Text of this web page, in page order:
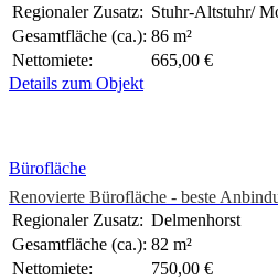
Regionaler Zusatz: Stuhr-Altstuhr/
Gesamtfläche (ca.): 86 m²
Nettomiete:
665,00 €
Details zum Objekt
Bürofläche
Renovierte Bürofläche - beste
Regionaler Zusatz: Delmenhorst
Gesamtfläche (ca.): 82 m²
Nettomiete:
750,00 €